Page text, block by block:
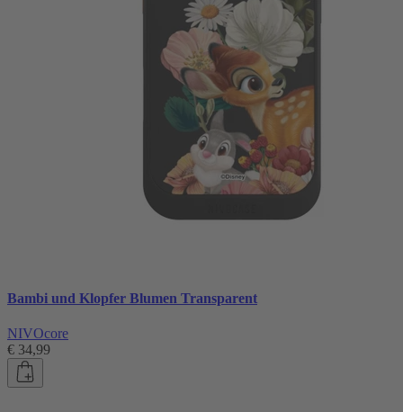
Bambi und Klopfer Blumen Transparent
NIVOcore
€ 34,99